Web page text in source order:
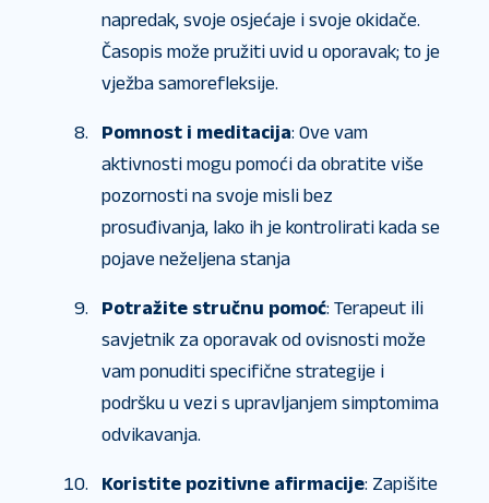
napredak, svoje osjećaje i svoje okidače.
Časopis može pružiti uvid u oporavak; to je
vježba samorefleksije.
Pomnost i meditacija: Ove vam
aktivnosti mogu pomoći da obratite više
pozornosti na svoje misli bez
prosuđivanja, lako ih je kontrolirati kada se
pojave neželjena stanja
Potražite stručnu pomoć: Terapeut ili
savjetnik za oporavak od ovisnosti može
vam ponuditi specifične strategije i
podršku u vezi s upravljanjem simptomima
odvikavanja.
Koristite pozitivne afirmacije: Zapišite